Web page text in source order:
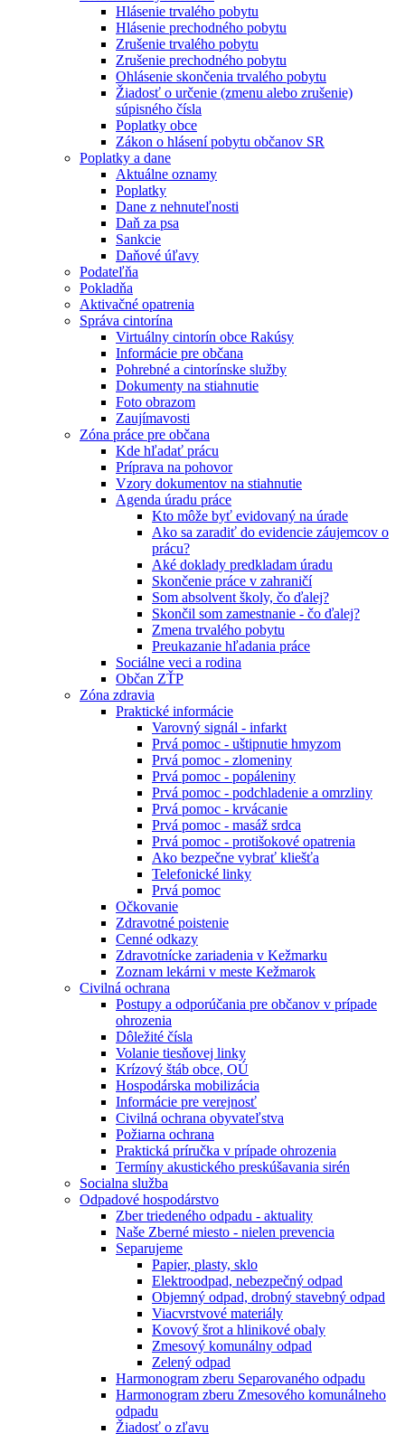
Hlásenie trvalého pobytu
Hlásenie prechodného pobytu
Zrušenie trvalého pobytu
Zrušenie prechodného pobytu
Ohlásenie skončenia trvalého pobytu
Žiadosť o určenie (zmenu alebo zrušenie)
súpisného čísla
Poplatky obce
Zákon o hlásení pobytu občanov SR
Poplatky a dane
Aktuálne oznamy
Poplatky
Dane z nehnuteľnosti
Daň za psa
Sankcie
Daňové úľavy
Podateľňa
Pokladňa
Aktivačné opatrenia
Správa cintorína
Virtuálny cintorín obce Rakúsy
Informácie pre občana
Pohrebné a cintorínske služby
Dokumenty na stiahnutie
Foto obrazom
Zaujímavosti
Zóna práce pre občana
Kde hľadať prácu
Príprava na pohovor
Vzory dokumentov na stiahnutie
Agenda úradu práce
Kto môže byť evidovaný na úrade
Ako sa zaradiť do evidencie záujemcov o
prácu?
Aké doklady predkladam úradu
Skončenie práce v zahraničí
Som absolvent školy, čo ďalej?
Skončil som zamestnanie - čo ďalej?
Zmena trvalého pobytu
Preukazanie hľadania práce
Sociálne veci a rodina
Občan ZŤP
Zóna zdravia
Praktické informácie
Varovný signál - infarkt
Prvá pomoc - uštipnutie hmyzom
Prvá pomoc - zlomeniny
Prvá pomoc - popáleniny
Prvá pomoc - podchladenie a omrzliny
Prvá pomoc - krvácanie
Prvá pomoc - masáž srdca
Prvá pomoc - protišokové opatrenia
Ako bezpečne vybrať kliešťa
Telefonické linky
Prvá pomoc
Očkovanie
Zdravotné poistenie
Cenné odkazy
Zdravotnícke zariadenia v Kežmarku
Zoznam lekárni v meste Kežmarok
Civilná ochrana
Postupy a odporúčania pre občanov v prípade
ohrozenia
Dôležité čísla
Volanie tiesňovej linky
Krízový štáb obce, OÚ
Hospodárska mobilizácia
Informácie pre verejnosť
Civilná ochrana obyvateľstva
Požiarna ochrana
Praktická príručka v prípade ohrozenia
Termíny akustického preskúšavania sirén
Socialna služba
Odpadové hospodárstvo
Zber triedeného odpadu - aktuality
Naše Zberné miesto - nielen prevencia
Separujeme
Papier, plasty, sklo
Elektroodpad, nebezpečný odpad
Objemný odpad, drobný stavebný odpad
Viacvrstvové materiály
Kovový šrot a hlinikové obaly
Zmesový komunálny odpad
Zelený odpad
Harmonogram zberu Separovaného odpadu
Harmonogram zberu Zmesového komunálneho
odpadu
Žiadosť o zľavu